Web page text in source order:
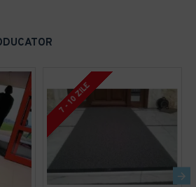
7 - 10 ZILE